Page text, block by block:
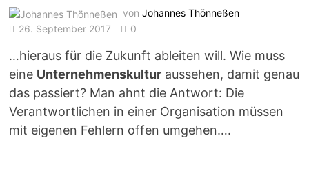
vonJohannes Thönneßen
26. September 2017
0
…hieraus für die Zukunft ableiten will. Wie muss
eine Unternehmenskultur aussehen, damit genau
das passiert? Man ahnt die Antwort: Die
Verantwortlichen in einer Organisation müssen
mit eigenen Fehlern offen umgehen….